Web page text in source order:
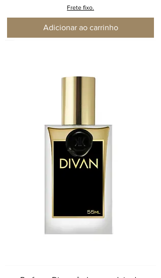
Frete fixo.
Adicionar ao carrinho